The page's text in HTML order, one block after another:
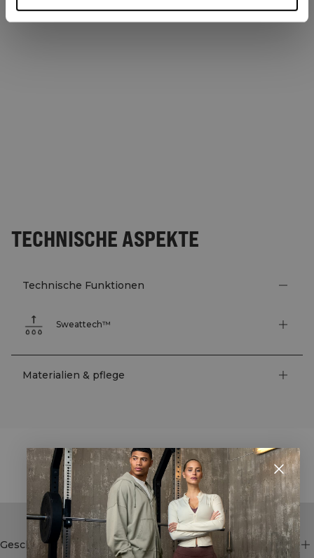
TECHNISCHE ASPEKTE
Technische Funktionen
Sweattech™
Materialien & pflege
STYLE WITH
Geschäft